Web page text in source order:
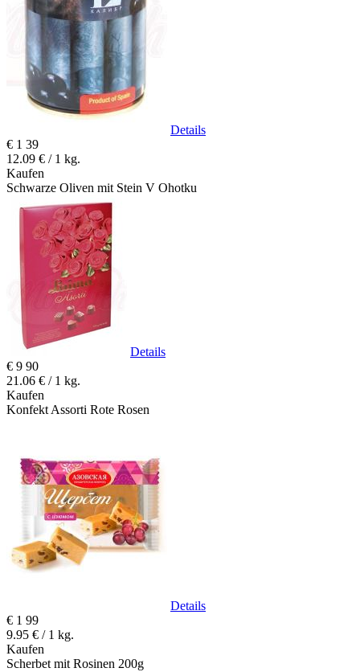
Details
€ 1 39
12.09 € / 1 kg.
Kaufen
Schwarze Oliven mit Stein V Ohotku
Details
€ 9 90
21.06 € / 1 kg.
Kaufen
Konfekt Assorti Rote Rosen
Details
€ 1 99
9.95 € / 1 kg.
Kaufen
Scherbet mit Rosinen 200g